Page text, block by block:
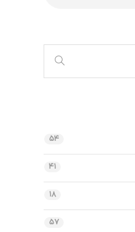
۵۴
۴۱
۱۸
۵۷